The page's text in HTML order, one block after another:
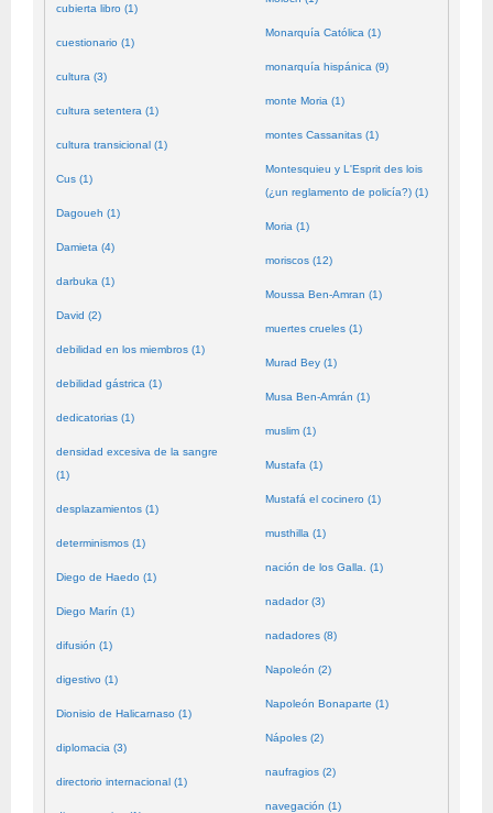
cubierta libro (1)
cuestionario (1)
cultura (3)
cultura setentera (1)
cultura transicional (1)
Cus (1)
Dagoueh (1)
Damieta (4)
darbuka (1)
David (2)
debilidad en los miembros (1)
debilidad gástrica (1)
dedicatorias (1)
densidad excesiva de la sangre
(1)
desplazamientos (1)
determinismos (1)
Diego de Haedo (1)
Diego Marín (1)
difusión (1)
digestivo (1)
Dionisio de Halicarnaso (1)
diplomacia (3)
directorio internacional (1)
Monarquía Católica (1)
monarquía hispánica (9)
monte Moria (1)
montes Cassanitas (1)
Montesquieu y L'Esprit des lois
(¿un reglamento de policía?) (1)
Moria (1)
moriscos (12)
Moussa Ben-Amran (1)
muertes crueles (1)
Murad Bey (1)
Musa Ben-Amrán (1)
muslim (1)
Mustafa (1)
Mustafá el cocinero (1)
musthilla (1)
nación de los Galla. (1)
nadador (3)
nadadores (8)
Napoleón (2)
Napoleón Bonaparte (1)
Nápoles (2)
naufragios (2)
navegación (1)